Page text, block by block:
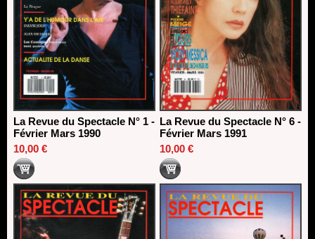
La Revue du Spectacle N° 1 -
Février Mars 1990
10,00 €
La Revue du Spectacle N° 6 -
Février Mars 1991
10,00 €